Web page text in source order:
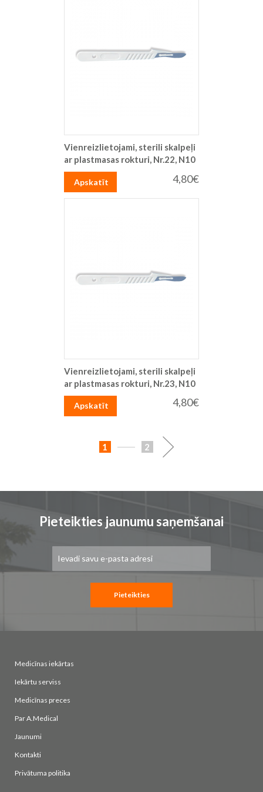
Vienreizlietojami, sterili skalpeļi
ar plastmasas rokturi, Nr.22, N10
4,80€
Apskatīt
Vienreizlietojami, sterili skalpeļi
ar plastmasas rokturi, Nr.23, N10
4,80€
Apskatīt
Lapa
You're
1 Lapa
2
Pieteikties jaunumu saņemšanai
saņemšanai:
Pieteikties
Medicīnas iekārtas
Iekārtu serviss
Medicīnas preces
Par A.Medical
Jaunumi
Kontakti
Privātuma politika